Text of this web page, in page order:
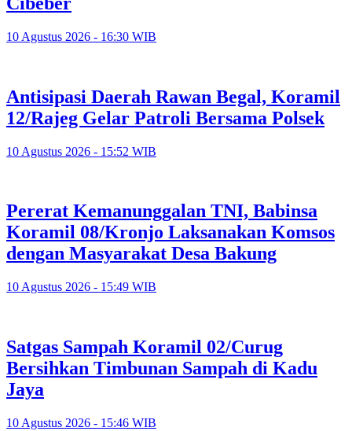
10 Agustus 2026 - 16:30 WIB
Antisipasi Daerah Rawan Begal, Koramil
12/Rajeg Gelar Patroli Bersama Polsek
10 Agustus 2026 - 15:52 WIB
Pererat Kemanunggalan TNI, Babinsa
Koramil 08/Kronjo Laksanakan Komsos
dengan Masyarakat Desa Bakung
10 Agustus 2026 - 15:49 WIB
Satgas Sampah Koramil 02/Curug
Bersihkan Timbunan Sampah di Kadu
Jaya
10 Agustus 2026 - 15:46 WIB